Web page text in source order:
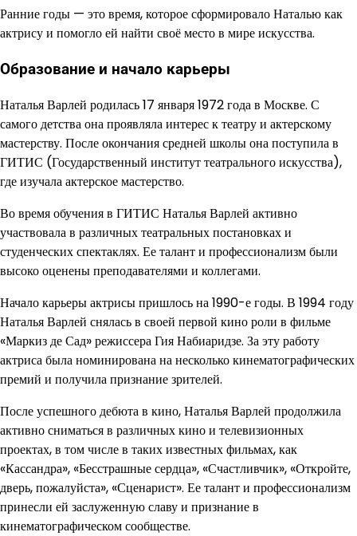
Ранние годы — это время, которое сформировало Наталью как
актрису и помогло ей найти своё место в мире искусства.
Образование и начало карьеры
Наталья Варлей родилась 17 января 1972 года в Москве. С
самого детства она проявляла интерес к театру и актерскому
мастерству. После окончания средней школы она поступила в
ГИТИС (Государственный институт театрального искусства),
где изучала актерское мастерство.
Во время обучения в ГИТИС Наталья Варлей активно
участвовала в различных театральных постановках и
студенческих спектаклях. Ее талант и профессионализм были
высоко оценены преподавателями и коллегами.
Начало карьеры актрисы пришлось на 1990-е годы. В 1994 году
Наталья Варлей снялась в своей первой кино роли в фильме
«Маркиз де Сад» режиссера Гия Набиаридзе. За эту работу
актриса была номинирована на несколько кинематографических
премий и получила признание зрителей.
После успешного дебюта в кино, Наталья Варлей продолжила
активно сниматься в различных кино и телевизионных
проектах, в том числе в таких известных фильмах, как
«Кассандра», «Бесстрашные сердца», «Счастливчик», «Откройте,
дверь, пожалуйста», «Сценарист». Ее талант и профессионализм
принесли ей заслуженную славу и признание в
кинематографическом сообществе.